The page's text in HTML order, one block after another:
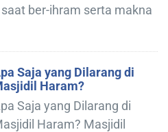
ber-ihram serta makna
Saja yang Dilarang di
Haram?
Saja yang Dilarang di
Haram? Masjidil